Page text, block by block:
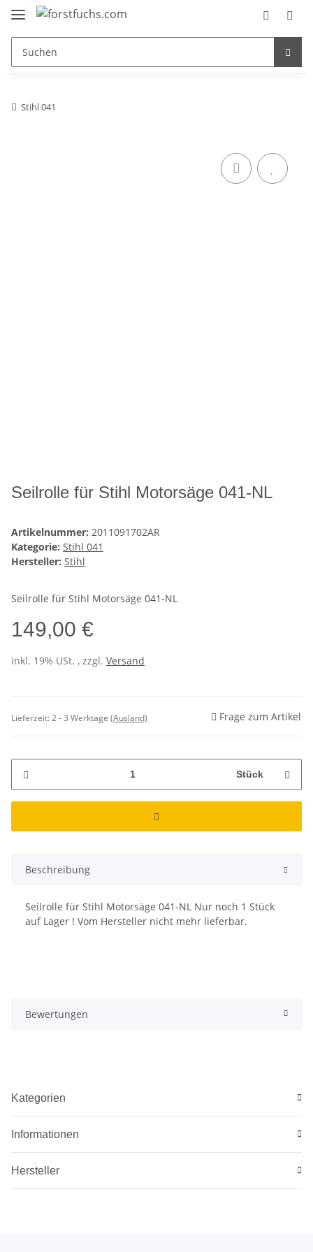
Stihl 041
Seilrolle für Stihl Motorsäge 041-NL
Artikelnummer: 2011091702AR
Kategorie: Stihl 041
Hersteller: Stihl
Seilrolle für Stihl Motorsäge 041-NL
149,00 €
inkl. 19% USt. , zzgl. Versand
Lieferzeit:2 - 3 Werktage (Ausland) Frage zum Artikel
Stück
Beschreibung
Seilrolle für Stihl Motorsäge 041-NL Nur noch 1 Stück
auf Lager ! Vom Hersteller nicht mehr lieferbar.
Bewertungen
Kategorien
Informationen
Hersteller